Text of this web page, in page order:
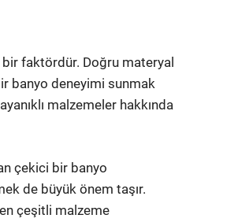
faktördür. Doğru materyal
banyo deneyimi sunmak
malzemeler hakkında
çekici bir banyo
de büyük önem taşır.
çeşitli malzeme